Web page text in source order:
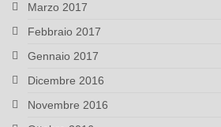
Marzo 2017
Febbraio 2017
Gennaio 2017
Dicembre 2016
Novembre 2016